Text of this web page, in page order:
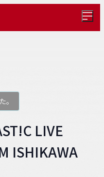
メ
。
LIVE
ISHIKAWA